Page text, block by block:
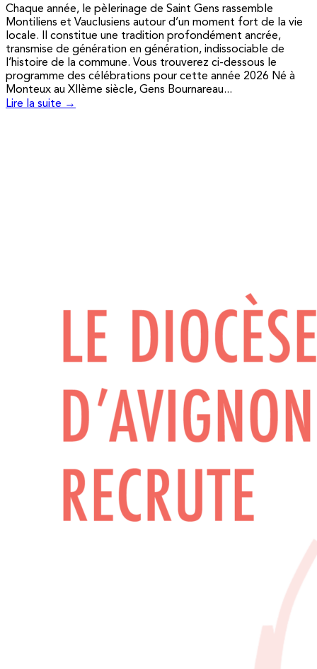
Chaque année, le pèlerinage de Saint Gens rassemble
Montiliens et Vauclusiens autour d’un moment fort de la vie
locale. Il constitue une tradition profondément ancrée,
transmise de génération en génération, indissociable de
l’histoire de la commune. Vous trouverez ci-dessous le
programme des célébrations pour cette année 2026 Né à
Monteux au XIIème siècle, Gens Bournareau...
Lire la suite →